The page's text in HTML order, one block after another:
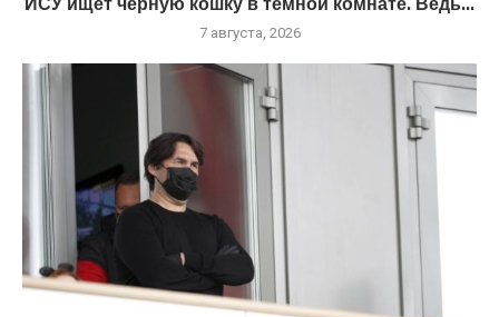
7 августа, 2026